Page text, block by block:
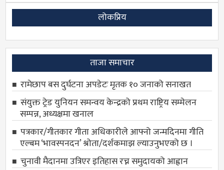
लोकप्रिय
ताजा समाचार
रामेछाप बस दुर्घटना अपडेटः मृतक १० जनाको सनाखत
संयुक्त ट्रेड युनियन समन्वय केन्द्रको प्रथम राष्ट्रिय सम्मेलन
सम्पन्न, अध्यक्षमा खनाल
पत्रकार/गीतकार गीता अधिकारीले आफ्नो जन्मदिनमा गीति
एल्बम ‘भावस्पनदन’ श्रोता/दर्शकमाझ ल्याउनुभएको छ ।
चुनावी मैदानमा उत्रिएर इतिहास रच्न समुदायको आह्वान